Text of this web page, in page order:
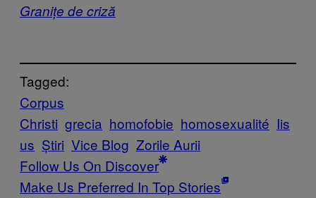
Granițe de criză
Tagged:
Corpus
Christi grecia homofobie homosexualité Iis
us Știri Vice Blog Zorile Aurii
Follow Us On Discover
Make Us Preferred In Top Stories